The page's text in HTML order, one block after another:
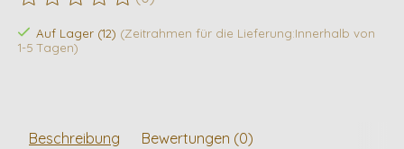
Die Bewertung dieses Produkts ist
Auf Lager (12) (Zeitrahmen für die Lieferung:Innerhalb von
1-5 Tagen)
Beschreibung Bewertungen (0)